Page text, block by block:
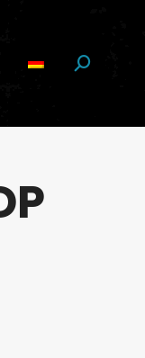
Suchen: